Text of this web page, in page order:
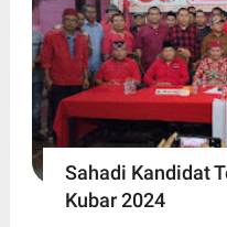
Sahadi Kandidat
Kubar 2024